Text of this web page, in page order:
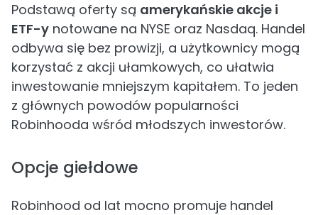
Podstawą oferty są amerykańskie akcje i
ETF-y notowane na NYSE oraz Nasdaq. Handel
odbywa się bez prowizji, a użytkownicy mogą
korzystać z akcji ułamkowych, co ułatwia
inwestowanie mniejszym kapitałem. To jeden
z głównych powodów popularności
Robinhooda wśród młodszych inwestorów.
Opcje giełdowe
Robinhood od lat mocno promuje handel